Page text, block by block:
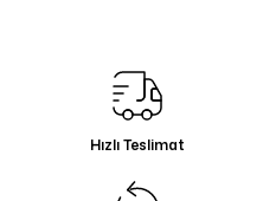
Hızlı Teslimat